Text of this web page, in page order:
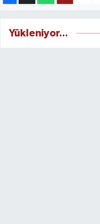
Yükleniyor...